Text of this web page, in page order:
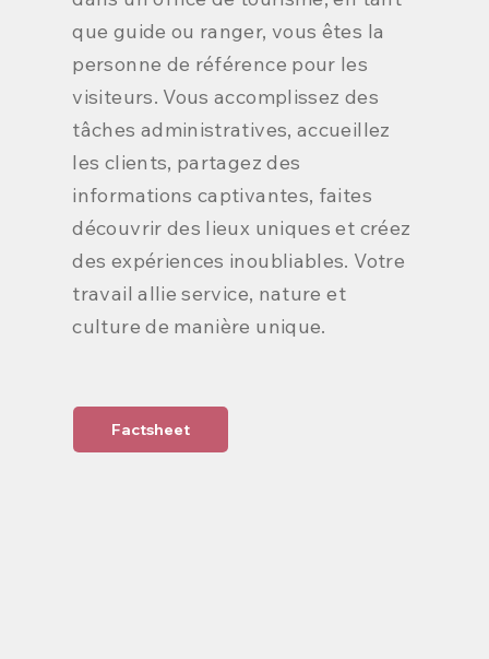
que guide ou ranger, vous êtes la
personne de référence pour les
visiteurs. Vous accomplissez des
tâches administratives, accueillez
les clients, partagez des
informations captivantes, faites
découvrir des lieux uniques et créez
des expériences inoubliables. Votre
travail allie service, nature et
culture de manière unique.
Factsheet